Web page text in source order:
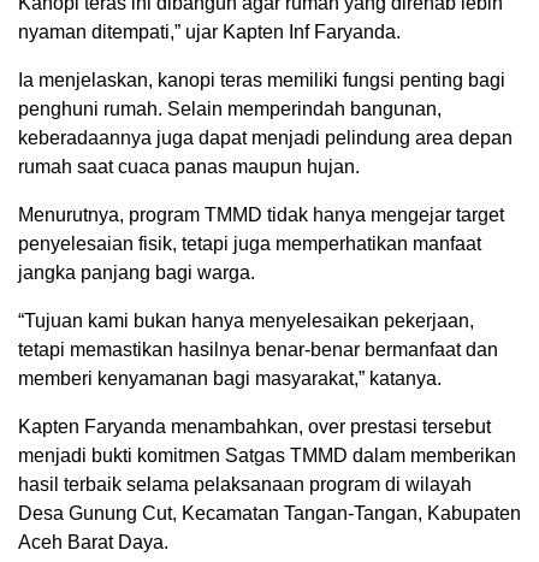
nyaman ditempati,” ujar Kapten Inf Faryanda.
Ia menjelaskan, kanopi teras memiliki fungsi penting bagi
penghuni rumah. Selain memperindah bangunan,
keberadaannya juga dapat menjadi pelindung area depan
rumah saat cuaca panas maupun hujan.
Menurutnya, program TMMD tidak hanya mengejar target
penyelesaian fisik, tetapi juga memperhatikan manfaat
jangka panjang bagi warga.
“Tujuan kami bukan hanya menyelesaikan pekerjaan,
tetapi memastikan hasilnya benar-benar bermanfaat dan
memberi kenyamanan bagi masyarakat,” katanya.
Kapten Faryanda menambahkan, over prestasi tersebut
menjadi bukti komitmen Satgas TMMD dalam memberikan
hasil terbaik selama pelaksanaan program di wilayah
Desa Gunung Cut, Kecamatan Tangan-Tangan, Kabupaten
Aceh Barat Daya.